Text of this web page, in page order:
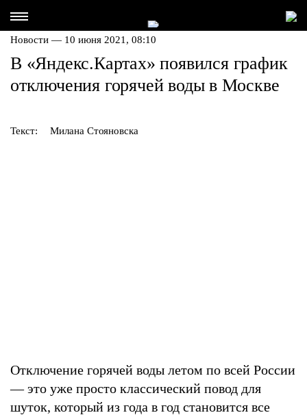
Новости — 10 июня 2021, 08:10
В «Яндекс.Картах» появился график
отключения горячей воды в Москве
Текст: Милана Стояновска
Отключение горячей воды летом по всей России
— это уже просто классический повод для
шуток, который из года в год становится все